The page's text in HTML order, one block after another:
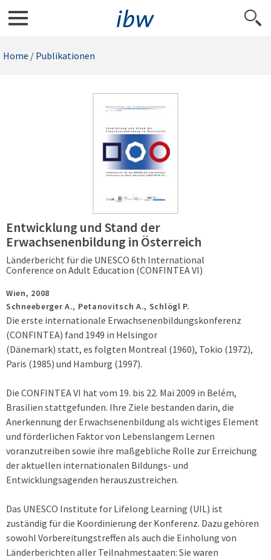
Home / Publikationen
Entwicklung und Stand der
Erwachsenenbildung in Österreich
Länderbericht für die UNESCO 6th International
Conference on Adult Education (CONFINTEA VI)
Wien, 2008
Schneeberger A., Petanovitsch A., Schlögl P.
Die erste internationale Erwachsenenbildungskonferenz
(CONFINTEA) fand 1949 in Helsingor
(Dänemark) statt, es folgten Montreal (1960), Tokio (1972),
Paris (1985) und Hamburg (1997).
Die CONFINTEA VI hat vom 19. bis 22. Mai 2009 in Belém,
Brasilien stattgefunden. Ihre Ziele bestanden darin, die
Anerkennung der Erwachsenenbildung als wichtiges Element
und förderlichen Faktor von Lebenslangem Lernen
voranzutreiben sowie ihre maßgebliche Rolle zur Erreichung
der aktuellen internationalen Bildungs- und
Entwicklungsagenden herauszustreichen.
Das UNESCO Institute for Lifelong Learning (UIL) ist
zuständig für die Koordinierung der Konferenz. Dazu gehören
sowohl Vorbereitungstreffen als auch die Einholung von
Länderberichten aller Teilnahmestaaten: Sie waren